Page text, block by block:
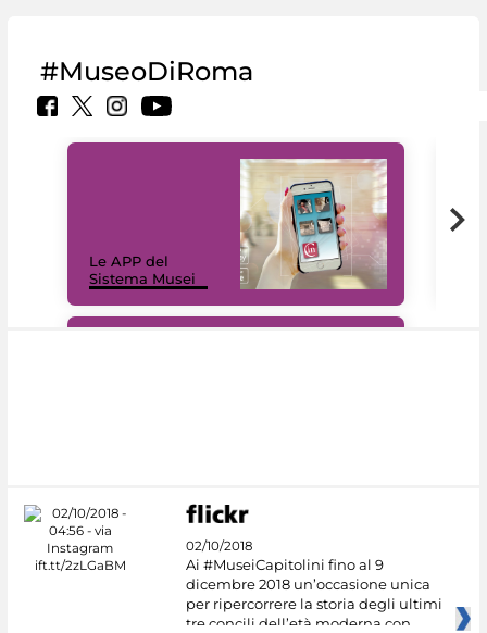
#MuseoDiRoma
Le APP del
Sistema Musei
02/10/2018
Ai #MuseiCapitolini fino al 9
dicembre 2018 un’occasione unica
per ripercorrere la storia degli ultimi
tre concili dell’età moderna con